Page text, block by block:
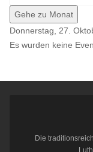
Gehe zu Monat
Donnerstag, 27.
Es wurden keine
Die